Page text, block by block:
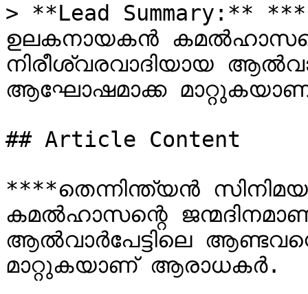
> **Lead Summary:**
ഉലകനായകന്‍
നിരീശ്വരവാദിയായ
ആഘോഷമാക്ക
## Article Content
****തെന്നിന്ത്യന്‍
കമല്‍ഹാസന്റെ
ആല്‍വാര്‍പേട്ടിലെ
മാറ്റുകയാണ് ആരാധകര്‍.